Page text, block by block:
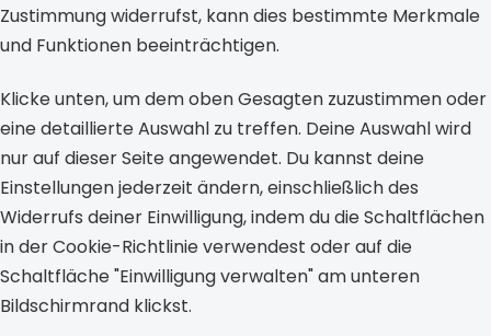
Zustimmung widerrufst, kann dies bestimmte Merkmale
und Funktionen beeinträchtigen.
Klicke unten, um dem oben Gesagten zuzustimmen oder
eine detaillierte Auswahl zu treffen. Deine Auswahl wird
nur auf dieser Seite angewendet. Du kannst deine
Einstellungen jederzeit ändern, einschließlich des
Widerrufs deiner Einwilligung, indem du die Schaltflächen
in der Cookie-Richtlinie verwendest oder auf die
Schaltfläche "Einwilligung verwalten" am unteren
Bildschirmrand klickst.